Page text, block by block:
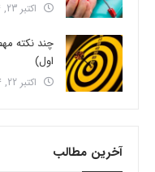
اکتبر 23, 2024
چند نکته
اول)
اکتبر 22, 2024
آخرین مطالب